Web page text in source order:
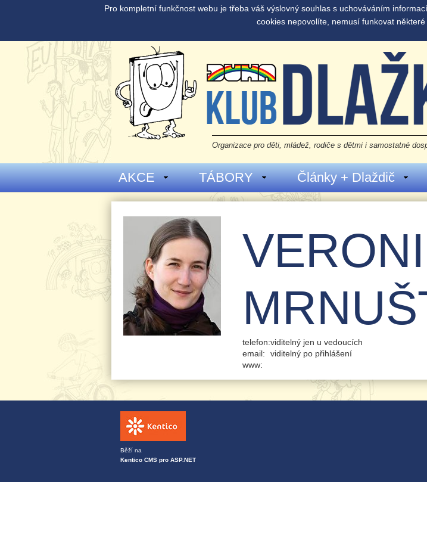
Pro kompletní funkčnost webu je třeba váš výslovný souhlas s uchováváním
cookies nepovolíte, nemusí funkovat
Organizace pro děti, mládež, rodiče s dětmi i samostatné
AKCE TÁBORY Články + Dlaždič
telefon:viditelný jen u vedoucích
email:
viditelný po přihlášení
www:
Běží na
Kentico CMS pro ASP.NET